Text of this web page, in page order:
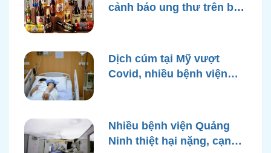
cảnh báo ung thư trên bao
Dịch cúm tại Mỹ vượt
Covid, nhiều bệnh viện
Nhiều bệnh viện Quảng
Ninh thiệt hại nặng, cạn